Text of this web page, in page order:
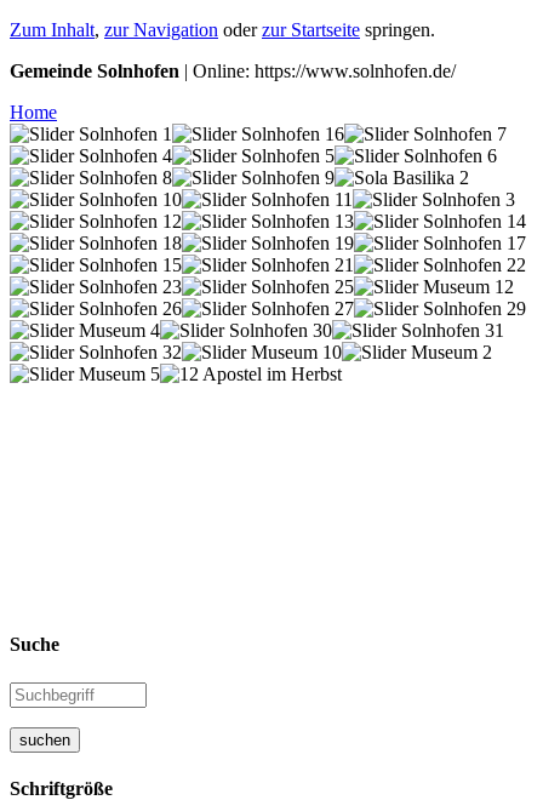
Zum Inhalt, zur Navigation oderzur Startseite springen.
Gemeinde Solnhofen | Online: https://www.solnhofen.de/
Home
Suche
suchen
Schriftgröße